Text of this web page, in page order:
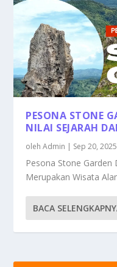
PESONA STONE
NILAI SEJARAH
olehAdmin | Sep 20, 2025
Pesona Stone
Merupakan Wisata
BACA